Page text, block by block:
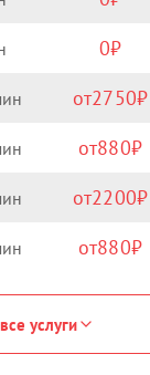
0
2750
880
2200
880
услуги